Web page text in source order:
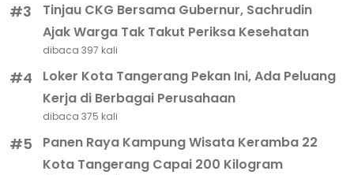
#3
Tinjau CKG Bersama Gubernur, Sachrudin
Ajak Warga Tak Takut Periksa Kesehatan
dibaca 397 kali
#4
Loker Kota Tangerang Pekan Ini, Ada Peluang
Kerja di Berbagai Perusahaan
dibaca 375 kali
#5
Panen Raya Kampung Wisata Keramba 22
Kota Tangerang Capai 200 Kilogram